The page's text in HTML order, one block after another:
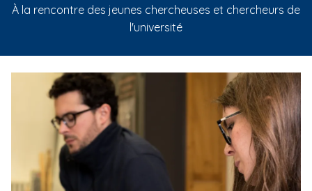
À la rencontre des jeunes chercheuses et chercheurs de
l'université